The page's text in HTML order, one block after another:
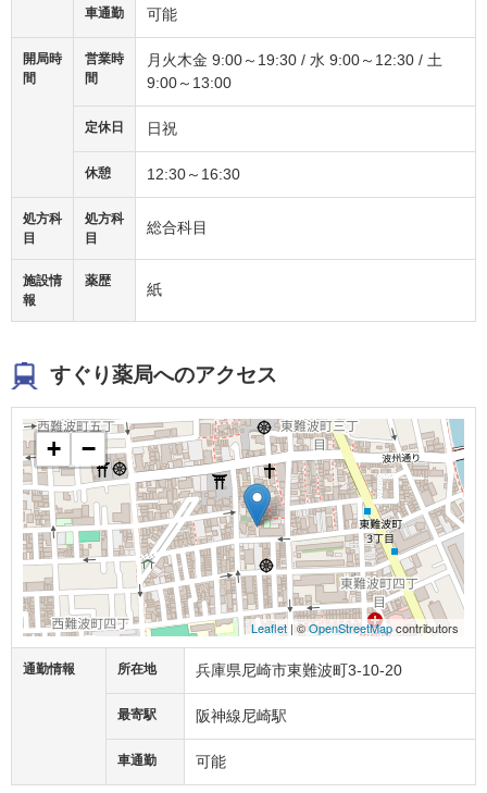
車通勤 可能
開局時
間
営業時
間
月火木金 9:00～19:30 / 水 9:00～12:30 / 土
9:00～13:00
定休日 日祝
休憩 12:30～16:30
処方科
目
処方科
目
総合科目
施設情
報
薬歴 紙
すぐり薬局へのアクセス
+ −
Leaflet | ©OpenStreetMapcontributors
通勤情報 所在地 兵庫県尼崎市東難波町3-10-20
最寄駅 阪神線尼崎駅
車通勤 可能